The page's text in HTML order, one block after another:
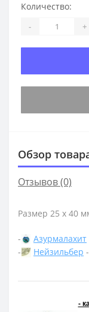
Количество:
- +
Обзор
Отзывов (0)
Размер 25 х 40
-
Азурмалахит
-
Нейзильбер
-